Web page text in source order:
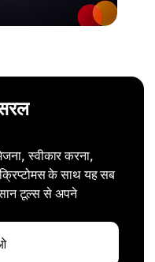
स्वीकार करना,
के साथ यह सब
टूल्स से अपने